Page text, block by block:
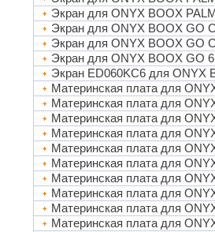
Экран для ONYX BOOX
Экран для ONYX BOOX GO
Экран для ONYX BOOX GO
Экран для ONYX BOOX GO
Экран ED060KC6 для ONYX
Материнская плата для
Материнская плата для
Материнская плата для
Материнская плата для
Материнская плата для
Материнская плата для
Материнская плата для
Материнская плата для
Материнская плата для
Материнская плата для